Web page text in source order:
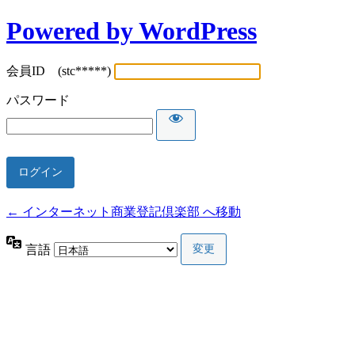
Powered by WordPress
会員ID (stc*****)
パスワード
← インターネット商業登記倶楽部 へ移動
言語